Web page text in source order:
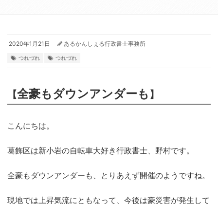
2020年1月21日 あるかんしぇる行政書士事務所
つれづれ つれづれ
【全豪もダウンアンダーも 】
こんにちは。
葛飾区は新小岩の自転車大好き行政書士、野村です。
全豪もダウンアンダーも 、とりあえず開催のようですね。
現地では上昇気流にともなって、今後は豪災害が発生して